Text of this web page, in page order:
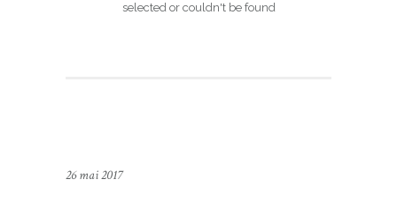
selected or couldn't be found
26 mai 2017